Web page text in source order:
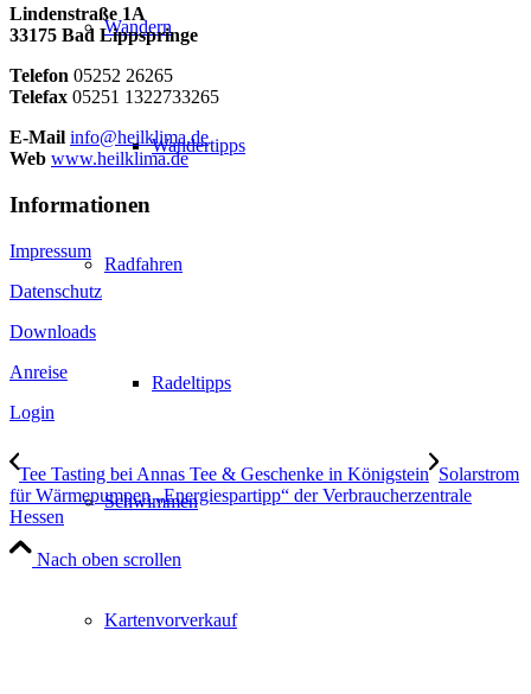
Wandern
Wandertipps
Radfahren
Radeltipps
Schwimmen
Kartenvorverkauf
Lindenstraße 1A
33175 Bad Lippspringe
Telefon 05252 26265
Telefax 05251 1322733265
E-Mail info@heilklima.de
Web www.heilklima.de
Informationen
Impressum
Datenschutz
Downloads
Anreise
Login
Tee Tasting bei Annas Tee & Geschenke in Königstein Solarstrom
für Wärmepumpen „Energiespartipp“ der Verbraucherzentrale
Hessen
Nach oben scrollen